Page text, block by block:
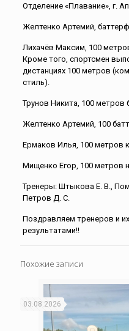
Отделение «Плавание», г.
Желтенко Артемий,
Лихачёв Максим, 100
Кроме того, спортсмен
дистанциях 100 метров
стиль).
Трунов Никита, 100 метров
Желтенко Артемий, 100
Ермаков Илья, 100 метров
Мищенко Егор, 100 метров
Тренеры: Штыкова Е. В.,
Петров Д. С.
Поздравляем тренеров и
результатами!!
Похожие записи
03.08.2026